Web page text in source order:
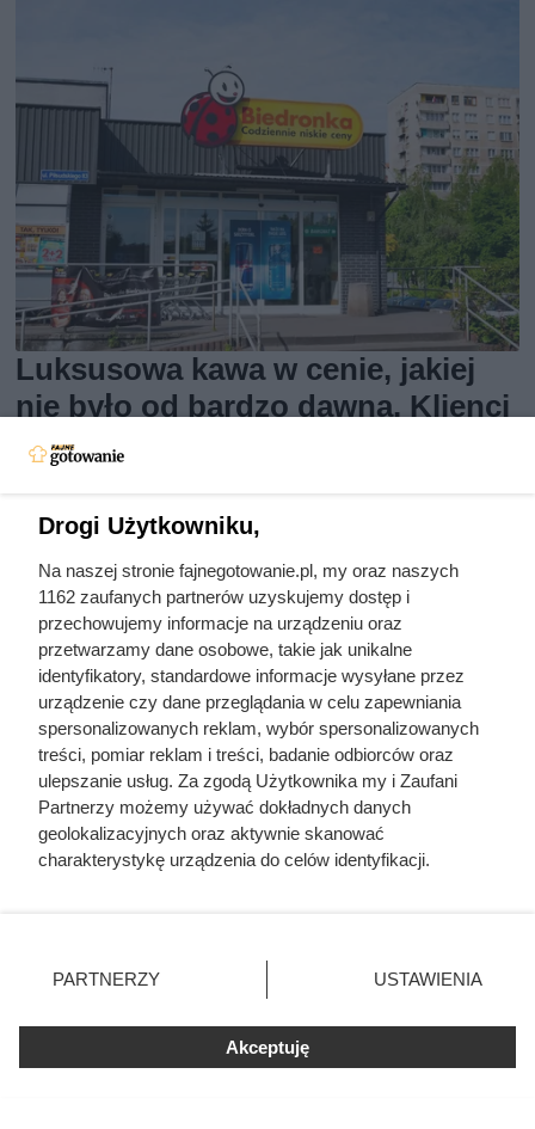
Luksusowa kawa w cenie, jakiej
nie było od bardzo dawna. Klienci
Biedronki zachwyceni
Kawa ziarnista Tchibo Exclusive w dużej promocji w
Biedronce. Sprawdź, jakie warunki spełnić, aby kupić ten
produkt w obniżonej cenie.
Kupiła wgniecioną puszkę z
pomidorami. Zobaczyła
spuchnięte wieczko i szybko
Drogi Użytkowniku,
Na naszej stronie fajnegotowanie.pl, my oraz naszych
1162 zaufanych partnerów uzyskujemy dostęp i
przechowujemy informacje na urządzeniu oraz
przetwarzamy dane osobowe, takie jak unikalne
identyfikatory, standardowe informacje wysyłane przez
urządzenie czy dane przeglądania w celu zapewniania
spersonalizowanych reklam, wybór spersonalizowanych
treści, pomiar reklam i treści, badanie odbiorców oraz
ulepszanie usług. Za zgodą Użytkownika my i Zaufani
Partnerzy możemy używać dokładnych danych
geolokalizacyjnych oraz aktywnie skanować
charakterystykę urządzenia do celów identyfikacji.
zmienić/wycofać klikając przycisk ustawień prywatności
znajdujący się w lewym dolnym rogu strony
rodzaje przetwarzania danych nie wymagają zgody
użytkownika, ale masz prawo sprzeciwić się takiemu
przetwarzaniu. Preferencje będą miały zastosowania tylko
PARTNERZY USTAWIENIA
Akceptuję